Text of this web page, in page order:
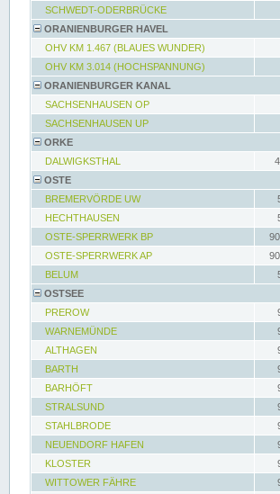
SCHWEDT-ODERBRÜCKE
ORANIENBURGER HAVEL
OHV KM 1.467 (BLAUES WUNDER)
OHV KM 3.014 (HOCHSPANNUNG)
ORANIENBURGER KANAL
SACHSENHAUSEN OP
SACHSENHAUSEN UP
ORKE
DALWIGKSTHAL
OSTE
BREMERVÖRDE UW
HECHTHAUSEN
OSTE-SPERRWERK BP
OSTE-SPERRWERK AP
BELUM
OSTSEE
PREROW
WARNEMÜNDE
ALTHAGEN
BARTH
BARHÖFT
STRALSUND
STAHLBRODE
NEUENDORF HAFEN
KLOSTER
WITTOWER FÄHRE